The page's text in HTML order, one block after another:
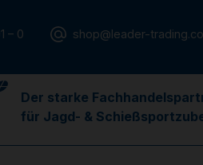
– 0 shop@leader-
Der starke
für Jagd- &